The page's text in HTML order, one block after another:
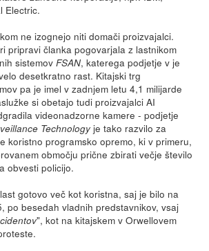
Electric.
ne izognejo niti domači proizvajalci.
pripravi članka pogovarjala z lastnikom
sistemov FSAN, katerega podjetje v je
desetkratno rast. Kitajski trg
pa je imel v zadnjem letu 4,1 milijarde
si obetajo tudi proizvajalci AI
videonadzorne kamere - podjetje
Technologyje tako razvilo za
koristno programsko opremo, ki v primeru,
območju prične zbirati večje število
obvesti policijo.
gotovo več kot koristna, saj je bilo na
po besedah vladnih predstavnikov, vsaj
", kot na kitajskem v Orwellovem